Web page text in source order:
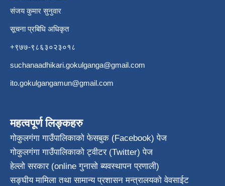
संजय कुमार सुनुवार
सूचना प्रबिधि अधिकृत
+९७७-९८६३०२३०१८
suchanaadhikari.gokulganga@gmail.com
ito.gokulgangamun@gmail.com
महत्वपूर्ण लिङ्कहरु
गोकुलगंगा गाउँपालिकाको फेसबुक (Facebook) पेज
गोकुलगंगा गाउँपालिकाको ट्वीटर (Twitter) पेज
हेल्लो सरकार (online गुनासो ब्यवस्थापन प्रणाली)
सङ्घीय मामिला तथा सामान्य प्रशासन मन्त्रालयको वेवसाईट